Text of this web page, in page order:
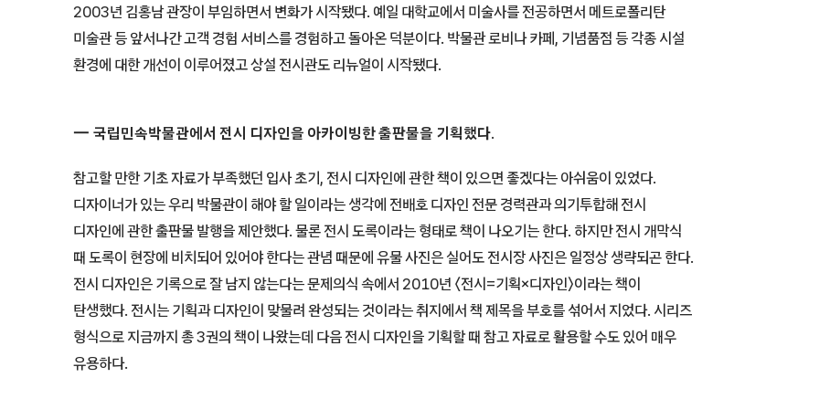
2003년 김홍남 관장이 부임하면서 변화가 시작됐다. 예일 대학교에서 미술사를 전공하면서 메트로폴리탄
미술관 등 앞서나간 고객 경험 서비스를 경험하고 돌아온 덕분이다. 박물관 로비나 카페, 기념품점 등 각종 시설
환경에 대한 개선이 이루어졌고 상설 전시관도 리뉴얼이 시작됐다.
국립민속박물관에서 전시 디자인을 아카이빙한 출판물을 기획했다.
참고할 만한 기초 자료가 부족했던 입사 초기, 전시 디자인에 관한 책이 있으면 좋겠다는 아쉬움이 있었다.
디자이너가 있는 우리 박물관이 해야 할 일이라는 생각에 전배호 디자인 전문 경력관과 의기투합해 전시
디자인에 관한 출판물 발행을 제안했다. 물론 전시 도록이라는 형태로 책이 나오기는 한다. 하지만 전시 개막식
때 도록이 현장에 비치되어 있어야 한다는 관념 때문에 유물 사진은 실어도 전시장 사진은 일정상 생략되곤 한다.
전시 디자인은 기록으로 잘 남지 않는다는 문제의식 속에서 2010년 〈전시=기획×디자인〉이라는 책이
탄생했다. 전시는 기획과 디자인이 맞물려 완성되는 것이라는 취지에서 책 제목을 부호를 섞어서 지었다. 시리즈
형식으로 지금까지 총 3권의 책이 나왔는데 다음 전시 디자인을 기획할 때 참고 자료로 활용할 수도 있어 매우
유용하다.